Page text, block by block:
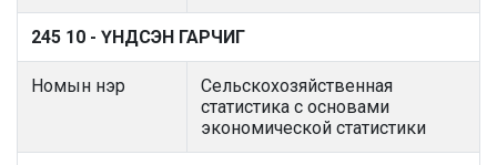
245 10 - ҮНДСЭН ГАРЧИГ
Номын нэр
Сельскохозяйственная
статистика с основами
экономической статистики